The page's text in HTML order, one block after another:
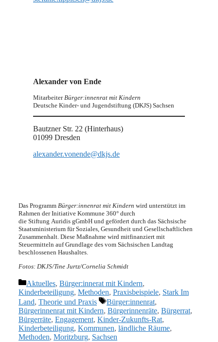
Alexander von Ende
MitarbeiterBürger:innenrat mit Kindern
Deutsche Kinder- und Jugendstiftung (DKJS) Sachsen
Bautzner Str. 22 (Hinterhaus)
01099 Dresden
alexander.vonende@dkjs.de
Das Programm Bürger:innenrat mit Kindern wird unterstützt im
Rahmen der Initiative Kommune 360° durch
die Stiftung Auridis gGmbH und gefördert durch das Sächsische
Staatsministerium für Soziales, Gesundheit und Gesellschaftlichen
Zusammenhalt. Diese Maßnahme wird mitfinanziert mit
Steuermitteln auf Grundlage des vom Sächsischen Landtag
beschlossenen Haushaltes.
Fotos: DKJS/Tine Jurtz/Cornelia Schmidt
Kategorien
Aktuelles, Bürger:innerat mit Kindern,
Kinderbeteiligung, Methoden, Praxisbeispiele, Stark Im
Land, Theorie und Praxis Schlagwörter
Bürger:innenrat,
Bürgerinnenrat mit Kindern, Bürgerinnenräte, Bürgerrat,
Bürgerräte, Engagement, Kinder-Zukunfts-Rat,
Kinderbeteiligung, Kommunen, ländliche Räume,
Methoden, Moritzburg, Sachsen